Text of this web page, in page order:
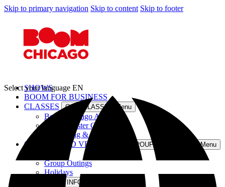
Skip to primary navigation Skip to content Skip to footer
SHOWS
BOOM FOR BUSINESS
CLASSES
Open CLASSES Menu
Boom Chicago Academy
Improv Taster Class
InterActing & Saskia Maas
GROUPS AND VENUE
Open GROUPS AND VENUE Menu
Group Outings
Holidays
Open INFO Menu
Select your language EN